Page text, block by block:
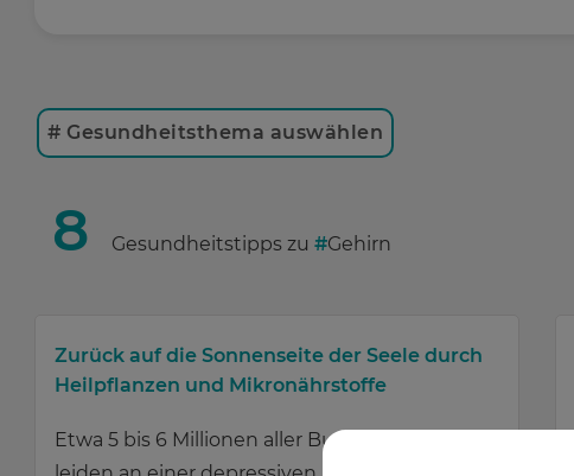
# Gesundheitsthema auswählen
8 Gesundheitstipps zu #Gehirn
Zurück auf die Sonnenseite der Seele durch
Heilpflanzen und Mikronährstoffe
Etwa 5 bis 6 Millionen aller Bundesbürger